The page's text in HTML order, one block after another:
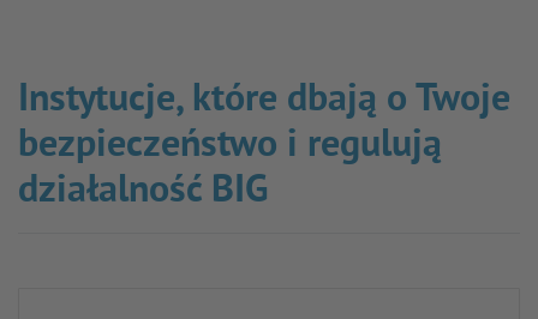
Instytucje, które dbają o Twoje
bezpieczeństwo i regulują
działalność BIG